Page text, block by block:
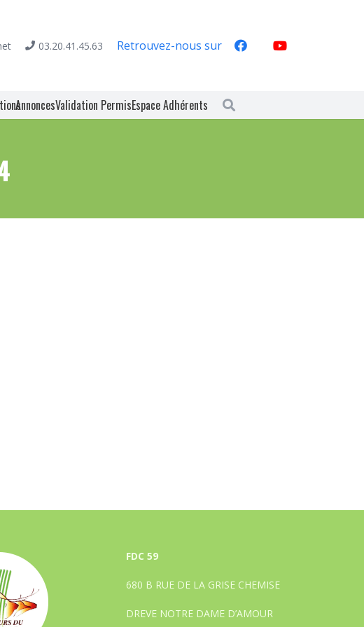
03.20.41.45.63 Retrouvez-nous sur
AnnoncesValidation PermisEspace Adhérents
FDC 59
680 B RUE DE LA GRISE CHEMISE
DREVE NOTRE DAME D’AMOUR